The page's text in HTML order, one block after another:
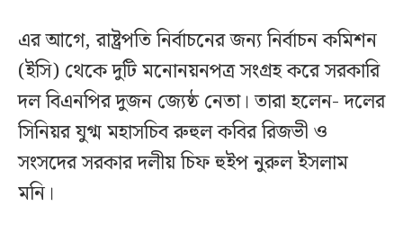
এর আগে, রাষ্ট্রপতি নির্বাচনের জন্য নির্বাচন কমিশন
(ইসি) থেকে দুটি মনোনয়নপত্র সংগ্রহ করে সরকারি
দল বিএনপির দুজন জ্যেষ্ঠ নেতা। তারা হলেন- দলের
সিনিয়র যুগ্ম মহাসচিব রুহুল কবির রিজভী ও
সংসদের সরকার দলীয় চিফ হুইপ নুরুল ইসলাম
মনি।